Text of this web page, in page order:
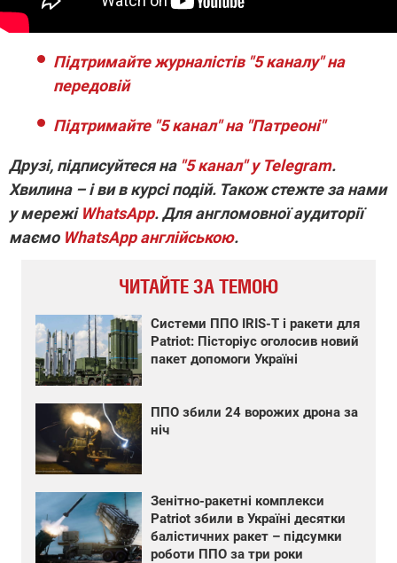
Підтримайте журналістів "5 каналу" на
передовій
Підтримайте "5 канал" на "Патреоні"
Друзі, підписуйтеся на "5 канал" у Telegram.
Хвилина – і ви в курсі подій. Також стежте за нами
у мережі WhatsApp. Для англомовної аудиторії
маємо WhatsApp англійською.
ЧИТАЙТЕ ЗА ТЕМОЮ
Системи ППО IRIS-T і ракети для
Patriot: Пісторіус оголосив новий
пакет допомоги Україні
ППО збили 24 ворожих дрона за
ніч
Зенітно-ракетні комплекси
Patriot збили в Україні десятки
балістичних ракет – підсумки
роботи ППО за три роки